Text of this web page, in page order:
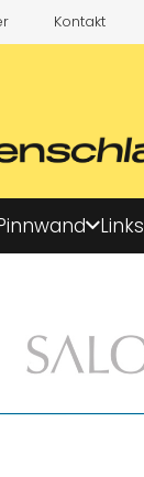
Kontakt
Links